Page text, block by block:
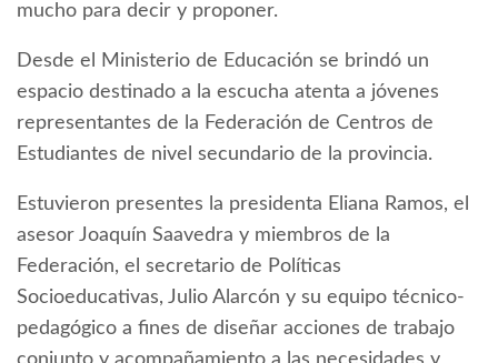
mucho para decir y proponer.
Desde el Ministerio de Educación se brindó un
espacio destinado a la escucha atenta a jóvenes
representantes de la Federación de Centros de
Estudiantes de nivel secundario de la provincia.
Estuvieron presentes la presidenta Eliana Ramos, el
asesor Joaquín Saavedra y miembros de la
Federación, el secretario de Políticas
Socioeducativas, Julio Alarcón y su equipo técnico-
pedagógico a fines de diseñar acciones de trabajo